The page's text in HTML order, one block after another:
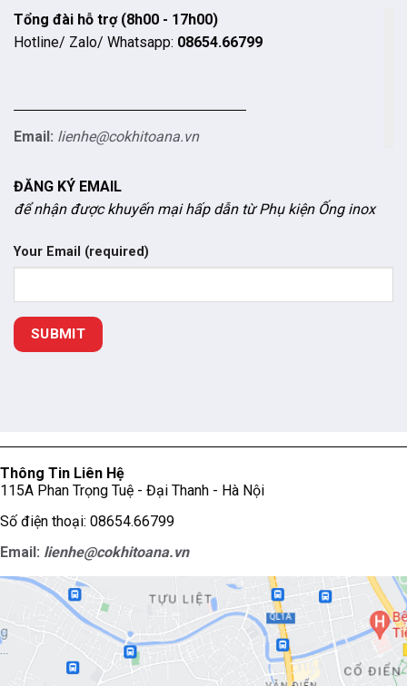
Tổng đài hỗ trợ (8h00 - 17h00)
Hotline/ Zalo/ Whatsapp: 08654.66799
Email: lienhe@cokhitoana.vn
ĐĂNG KÝ EMAIL
để nhận được khuyến mại hấp dẫn từ Phụ kiện Ống inox
Your Email (required)
Thông Tin Liên Hệ
115A Phan Trọng Tuệ - Đại Thanh - Hà Nội
Số điện thoại: 08654.66799
Email: lienhe@cokhitoana.vn